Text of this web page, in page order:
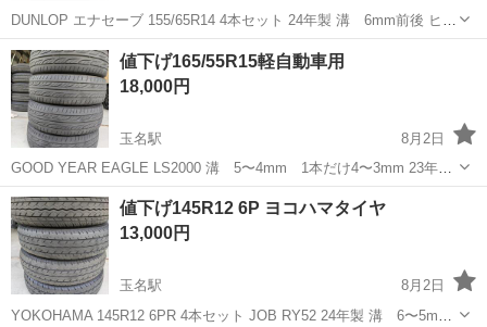
DUNLOP エナセーブ 155/65R14 4本セット 24年製 溝 6mm前後 ヒビ
は無いと思います。 早い方へ譲ります。 価格相談受付ます。
熊本 玉名市 玉名駅 タイヤ、ホイール
値下げ165/55R15軽自動車用
18,000円
玉名駅
8月2日
GOOD YEAR EAGLE LS2000 溝 5〜4mm 1本だけ4〜3mm 23年製
ヒビキズほぼ無し 値引交渉は受付ますが節度ある交渉をお願いします
m(_ _)m
熊本 玉名市 玉名駅
値下げ145R12 6P ヨコハマタイヤ
13,000円
玉名駅
8月2日
YOKOHAMA 145R12 6PR 4本セット JOB RY52 24年製 溝 6〜5mm